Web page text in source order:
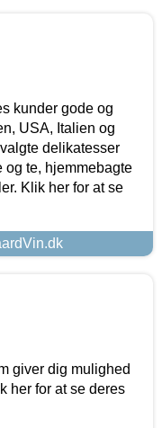
kunder gode og
USA, Italien og
delikatesser
og te, hjemmebagte
Klik her for at se
giver dig mulighed
her for at se deres